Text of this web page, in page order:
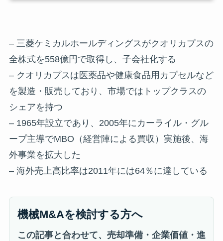
– 三菱ケミカルホールディングスがクオリカプスの
全株式を558億円で取得し、子会社化する
– クオリカプスは医薬品や健康食品用カプセルなど
を製造・販売しており、市場ではトップクラスの
シェアを持つ
– 1965年設立であり、2005年にカーライル・グル
ープ主導でMBO（経営陣による買収）実施後、海
外事業を拡大した
– 海外売上高比率は2011年には64％に達している
機械M&Aを検討する方へ
この記事と合わせて、売却準備・企業価値・進